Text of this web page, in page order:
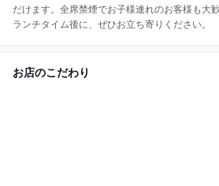
だけます。全席禁煙でお子様連れのお客様も大
ランチタイム後に、ぜひお立ち寄りください。
お店のこだわり